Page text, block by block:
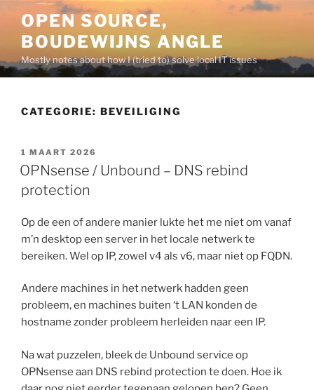
inhoud
OPEN SOURCE,
BOUDEWIJNS ANGLE
Mostly notes about how I (tried to) solve local IT issues
CATEGORIE: BEVEILIGING
GEPLAATST
OP
1 MAART 2026
OPNsense / Unbound – DNS rebind
protection
Op de een of andere manier lukte het me niet om vanaf
m’n desktop een server in het locale netwerk te
bereiken. Wel op IP, zowel v4 als v6, maar niet op FQDN.
Andere machines in het netwerk hadden geen
probleem, en machines buiten ‘t LAN konden de
hostname zonder probleem herleiden naar een IP.
Na wat puzzelen, bleek de Unbound service op
OPNsense aan DNS rebind protection te doen. Hoe ik